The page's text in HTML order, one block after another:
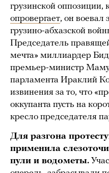
грузинской оппозиции,
опровергает, он воевал
грузино-абхазской
Председатель
мечта» миллиардер
премьер-министр
парламента Ираклий
извинения за то, что
оккупанта пусть на
кресло председателя
Для разгона
применила
пули и водометы.